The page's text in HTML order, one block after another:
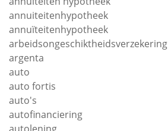
annuiteitenhypotheek
annuïteitenhypotheek
arbeidsongeschiktheidsverzekering
argenta
auto
auto fortis
auto's
autofinanciering